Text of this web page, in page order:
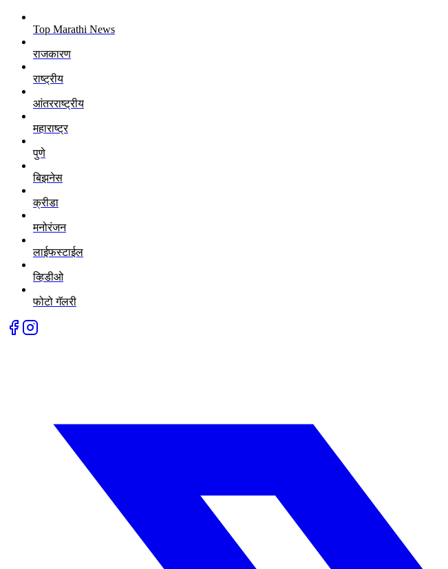
Top Marathi News
राजकारण
राष्ट्रीय
आंतरराष्ट्रीय
महाराष्ट्र
पुणे
बिझनेस
क्रीडा
मनोरंजन
लाईफस्टाईल
व्हिडीओ
फोटो गॅलरी